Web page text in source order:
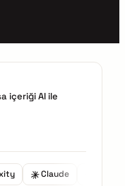
içeriği AI ile
Claude